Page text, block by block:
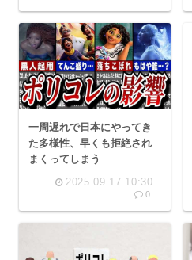
一周遅れで日本にやってき
た多様性、早くも拒絶され
まくってしまう
2025.09.17 10:30
0